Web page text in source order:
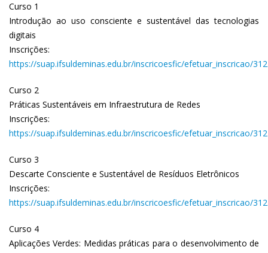
Curso 1
Introdução ao uso consciente e sustentável das tecnologias
digitais
Inscrições:
https://suap.ifsuldeminas.edu.br/inscricoesfic/efetuar_inscricao/
Curso 2
Práticas Sustentáveis em Infraestrutura de Redes
Inscrições:
https://suap.ifsuldeminas.edu.br/inscricoesfic/efetuar_inscricao/
Curso 3
Descarte Consciente e Sustentável de Resíduos Eletrônicos
Inscrições:
https://suap.ifsuldeminas.edu.br/inscricoesfic/efetuar_inscricao/
Curso 4
Aplicações Verdes: Medidas práticas para o desenvolvimento de